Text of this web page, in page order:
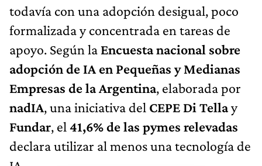
todavía con una adopción desigual, poco
formalizada y concentrada en tareas de
apoyo. Según la Encuesta nacional sobre
adopción de IA en Pequeñas y Medianas
Empresas de la Argentina, elaborada por
nadIA, una iniciativa del CEPE Di Tellay
Fundar, el 41,6% de las pymes relevadas
declara utilizar al menos una tecnología de